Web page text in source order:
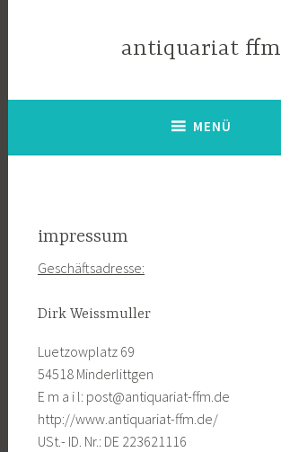
antiquariat ffm
MENÜ
impressum
Geschäftsadresse:
Dirk Weissmuller
Luetzowplatz 69
54518 Minderlittgen
E m a i l: post@antiquariat-ffm.de
http://www.antiquariat-ffm.de/
USt.- ID. Nr.: DE 223621116